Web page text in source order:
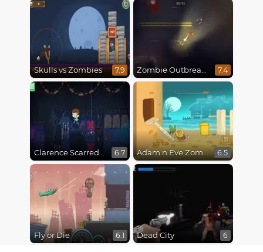
Skulls vs Zombies 7.9 Zombie Outbreak Arena 7.4
Clarence Scarred Silly 6.7 Adam n Eve Zombies 6.5
Fly or Die 6.1 Dead City 6